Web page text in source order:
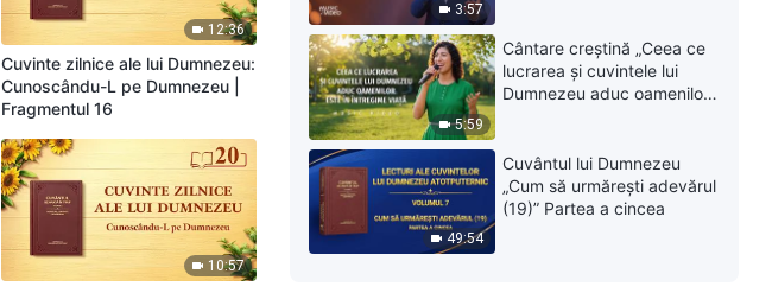
12:36
Cuvinte zilnice ale lui Dumnezeu:
Cunoscându-L pe Dumnezeu |
Fragmentul 16
10:57
3:57
5:59
Cântare creștină „Ceea ce
lucrarea și cuvintele lui
Dumnezeu aduc oamenilor
49:54
Cuvântul lui Dumnezeu
„Cum să urmărești adevărul
(19)” Partea a cincea